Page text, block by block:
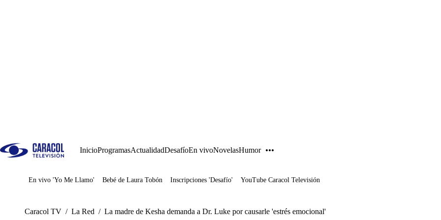
InicioProgramasActualidadDesafíoEn vivoNovelasHumor
Juegos
En vivo 'Yo Me Llamo' Bebé de Laura Tobón Inscripciones 'Desafío' YouTube Caracol Televisión
Caracol TV / La Red / La madre de Kesha demanda a Dr. Luke por causarle 'estrés emocional'